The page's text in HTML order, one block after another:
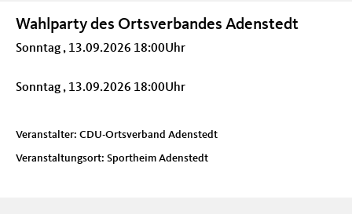
Wahlparty des Ortsverbandes Adenstedt
Sonntag , 13.09.2026 18:00Uhr
Sonntag , 13.09.2026 18:00Uhr
Veranstalter: CDU-Ortsverband Adenstedt
Veranstaltungsort: Sportheim Adenstedt